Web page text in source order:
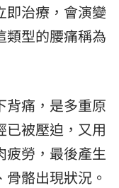
即治療，會演變
類型的腰痛稱為
背痛，是多重原
已被壓迫，又用
疲勞，最後產生
骼出現狀況。